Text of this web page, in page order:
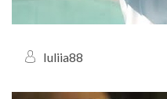
Iuliia88